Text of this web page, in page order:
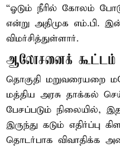
“ஓடும் நீரில் கோலம்
என்று அதிமுக எம்.பி.
விமர்சித்துள்ளார்.
ஆலோசனைக் கூட்டம்
தொகுதி மறுவரையறை
மத்திய அரசு தாக்கல்
பேசப்படும் நிலையில்,
இருந்து கடும் எதிர்ப்பு
தொடர்பாக விவாதிக்க